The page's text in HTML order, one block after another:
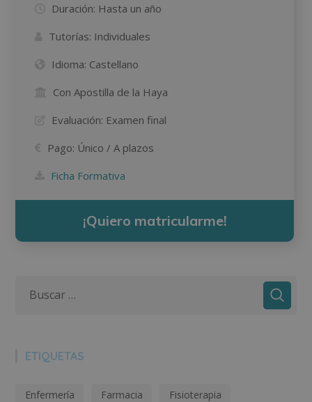
Duración: Hasta un año
Tutorías: Individuales
Idioma: Castellano
Con Apostilla de la Haya
Evaluación: Examen final
Pago: Único / A plazos
Ficha Formativa
¡Quiero matricularme!
ETIQUETAS
Enfermería Farmacia Fisioterapia